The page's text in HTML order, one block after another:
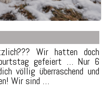
Wir hatten doch
gefeiert … Nur 6
völlig überraschend und
Wir sind …